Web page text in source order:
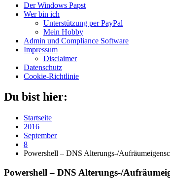
Der Windows Papst
Wer bin ich
Unterstützung per PayPal
Mein Hobby
Admin und Compliance Software
Impressum
Disclaimer
Datenschutz
Cookie-Richtlinie
Du bist hier:
Startseite
2016
September
8
Powershell – DNS Alterungs-/
Powershell – DNS Alterungs-/